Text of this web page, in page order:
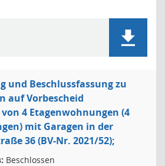
und Beschlussfassung zu
auf Vorbescheid
4 Etagenwohnungen (4
mit Garagen in der
36 (BV-Nr. 2021/52);
Beschlossen